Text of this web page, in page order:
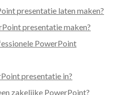
presentatie laten maken?
presentatie maken?
PowerPoint
presentatie in?
zakelijke PowerPoint?